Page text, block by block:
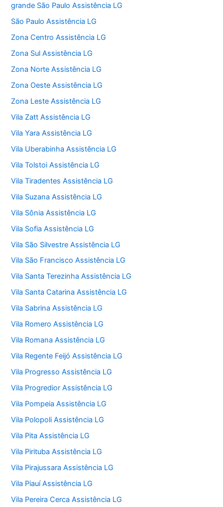
grande São Paulo Assistência LG
São Paulo Assistência LG
Zona Centro Assistência LG
Zona Sul Assistência LG
Zona Norte Assistência LG
Zona Oeste Assistência LG
Zona Leste Assistência LG
Vila Zatt Assistência LG
Vila Yara Assistência LG
Vila Uberabinha Assistência LG
Vila Tolstoi Assistência LG
Vila Tiradentes Assistência LG
Vila Suzana Assistência LG
Vila Sônia Assistência LG
Vila Sofia Assistência LG
Vila São Silvestre Assistência LG
Vila São Francisco Assistência LG
Vila Santa Terezinha Assistência LG
Vila Santa Catarina Assistência LG
Vila Sabrina Assistência LG
Vila Romero Assistência LG
Vila Romana Assistência LG
Vila Regente Feijó Assistência LG
Vila Progresso Assistência LG
Vila Progredior Assistência LG
Vila Pompeia Assistência LG
Vila Polopoli Assistência LG
Vila Pita Assistência LG
Vila Pirituba Assistência LG
Vila Pirajussara Assistência LG
Vila Piauí Assistência LG
Vila Pereira Cerca Assistência LG